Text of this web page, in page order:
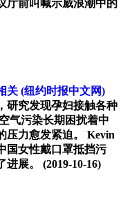
厅前叫喊示威浪潮中的
关 (纽约时报中文网)
研究发现孕妇接触各种
气污染长期困扰着中
压力愈发紧迫。 Kevin
国女性戴口罩抵挡污
进展。 (2019-10-16)